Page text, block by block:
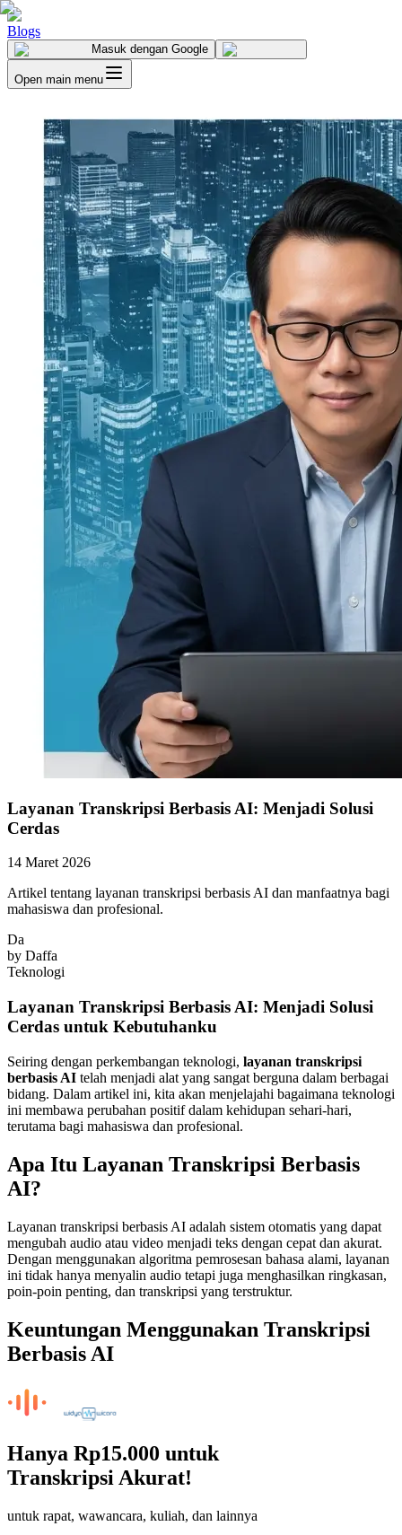
Blogs
Masuk dengan Google
Open main menu
Layanan Transkripsi Berbasis AI: Menjadi Solusi
Cerdas
14 Maret 2026
Artikel tentang layanan transkripsi berbasis AI dan manfaatnya bagi
mahasiswa dan profesional.
Da
by Daffa
Teknologi
Layanan Transkripsi Berbasis AI: Menjadi Solusi
Cerdas untuk Kebutuhanku
Seiring dengan perkembangan teknologi, layanan transkripsi
berbasis AI telah menjadi alat yang sangat berguna dalam berbagai
bidang. Dalam artikel ini, kita akan menjelajahi bagaimana teknologi
ini membawa perubahan positif dalam kehidupan sehari-hari,
terutama bagi mahasiswa dan profesional.
Apa Itu Layanan Transkripsi Berbasis
AI?
Layanan transkripsi berbasis AI adalah sistem otomatis yang dapat
mengubah audio atau video menjadi teks dengan cepat dan akurat.
Dengan menggunakan algoritma pemrosesan bahasa alami, layanan
ini tidak hanya menyalin audio tetapi juga menghasilkan ringkasan,
poin-poin penting, dan transkripsi yang terstruktur.
Keuntungan Menggunakan Transkripsi
Berbasis AI
Hanya Rp15.000 untuk
Transkripsi Akurat!
untuk rapat, wawancara, kuliah, dan lainnya